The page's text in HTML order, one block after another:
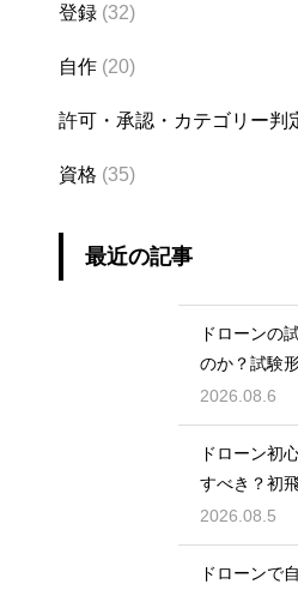
登録 (32)
自作 (20)
許可・承認・カテゴリー判
資格 (35)
最近の記事
ドローンの
のか？試験
を解説
2026.08.6
ドローン初
すべき？初
ント
2026.08.5
ドローンで